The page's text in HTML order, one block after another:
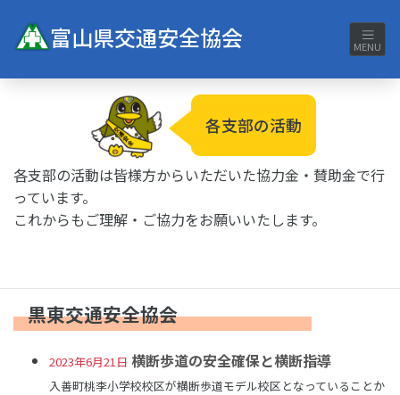
富山県交通安全協会 MENU
各支部の活動
各支部の活動は皆様方からいただいた協力金・賛助金で行
っています。
これからもご理解・ご協力をお願いいたします。
黒東交通安全協会
2023年6月21日 横断歩道の安全確保と横断指導
入善町桃李小学校校区が横断歩道モデル校区となっていることか